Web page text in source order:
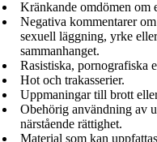
Kränkande omdömen om
Negativa kommentarer
sexuell läggning, yrke
sammanhanget.
Rasistiska, pornografiska
Hot och trakasserier.
Uppmaningar till brott
Obehörig användning av
närstående rättighet.
Material som kan